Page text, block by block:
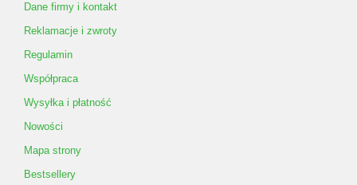
Dane firmy i kontakt
Reklamacje i zwroty
Regulamin
Współpraca
Wysyłka i płatność
Nowości
Mapa strony
Bestsellery